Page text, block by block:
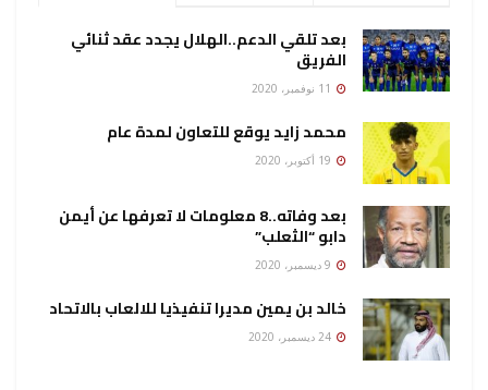
بعد تلقي الدعم..الهلال يجدد عقد ثنائي
الفريق
محمد زايد يوقع للتعاون لمدة عام
بعد وفاته..8 معلومات لا تعرفها عن أيمن
دابو “الثعلب”
خالد بن يمين مديرا تنفيذيا للالعاب بالاتحاد